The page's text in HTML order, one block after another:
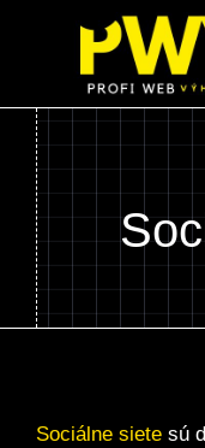
Sociálne siete sú